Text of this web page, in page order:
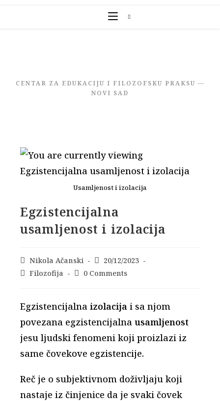
CENTAR ZA EDUKACIJU I FILOZOFSKU PRAKSU —
NOVI SAD
Usamljenost i izolacija
Egzistencijalna
usamljenost i izolacija
Post
author:
Nikola Ačanski
Post
published:
20/12/2023
PostFilozofija
Post0 Comments
Egzistencijalnaizolacijai sa njom
povezana egzistencijalnausamljenost
jesu ljudski fenomeni koji proizlazi iz
same čovekove egzistencije.
Reč je o subjektivnom doživljaju koji
nastaje iz činjenice da je svaki čovek